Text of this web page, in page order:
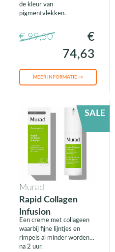
de kleur van
pigmentvlekken.
€ 99,50
€
74,63
MEER INFORMATIE →
SALE
Murad
Rapid Collagen
Infusion
Een creme met collageen
waarbij fijne lijntjes en
rimpels al minder worden
na 2 uur.